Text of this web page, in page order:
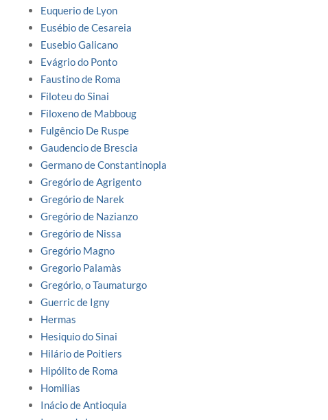
Euquerio de Lyon
Eusébio de Cesareia
Eusebio Galicano
Evágrio do Ponto
Faustino de Roma
Filoteu do Sinai
Filoxeno de Mabboug
Fulgêncio De Ruspe
Gaudencio de Brescia
Germano de Constantinopla
Gregório de Agrigento
Gregório de Narek
Gregório de Nazianzo
Gregório de Nissa
Gregório Magno
Gregorio Palamàs
Gregório, o Taumaturgo
Guerric de Igny
Hermas
Hesiquio do Sinai
Hilário de Poitiers
Hipólito de Roma
Homilias
Inácio de Antioquia